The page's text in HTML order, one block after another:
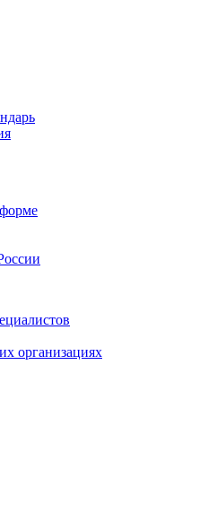
организациях